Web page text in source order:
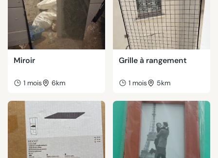
Miroir
1 mois 6km
Grille à rangement
1 mois 5km